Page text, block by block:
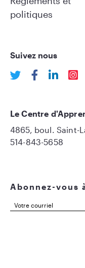
politiques
Suivez nous
Abonnez-vous
Le Centre
4865, boul. Saint-
514-843-5658